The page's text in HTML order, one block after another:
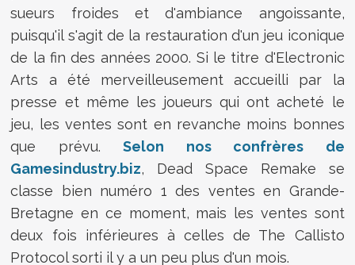
sueurs froides et d'ambiance angoissante,
puisqu'il s'agit de la restauration d'un jeu iconique
de la fin des années 2000. Si le titre d'Electronic
Arts a été merveilleusement accueilli par la
presse et même les joueurs qui ont acheté le
jeu, les ventes sont en revanche moins bonnes
que prévu.Selon nos confrères de
Gamesindustry.biz, Dead Space Remake se
classe bien numéro 1 des ventes en Grande-
Bretagne en ce moment, mais les ventes sont
deux fois inférieures à celles de The Callisto
Protocol sorti il y a un peu plus d'un mois.